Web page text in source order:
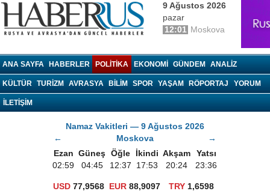
9 Ağustos 2026
pazar
12:01 Moskova
ANA SAYFA HABERLER POLITIKA EKONOMI GÜNDEM ANALIZ
KÜLTÜR TURIZM AVRASYA BILIM SPOR YAŞAM RÖPORTAJ YORUM
İLETİŞİM
Namaz Vakitleri — 9 Ağustos 2026
←
Moskova
→
Ezan Güneş Öğle İkindi Akşam
Yatsı
02:59
04:45 12:37 17:53 20:24 23:36
USD 77,9568 EUR 88,9097 TRY1,6598